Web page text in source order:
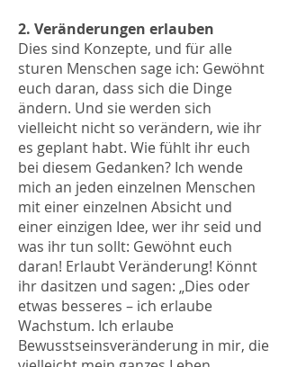
2. Veränderungen erlauben
Dies sind Konzepte, und für alle
sturen Menschen sage ich: Gewöhnt
euch daran, dass sich die Dinge
ändern. Und sie werden sich
vielleicht nicht so verändern, wie ihr
es geplant habt. Wie fühlt ihr euch
bei diesem Gedanken? Ich wende
mich an jeden einzelnen Menschen
mit einer einzelnen Absicht und
einer einzigen Idee, wer ihr seid und
was ihr tun sollt: Gewöhnt euch
daran! Erlaubt Veränderung! Könnt
ihr dasitzen und sagen: „Dies oder
etwas besseres – ich erlaube
Wachstum. Ich erlaube
Bewusstseinsveränderung in mir, die